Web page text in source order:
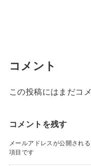
コメント
この投稿にはまだコ
コメントを残す
メールアドレスが公開され
項目です